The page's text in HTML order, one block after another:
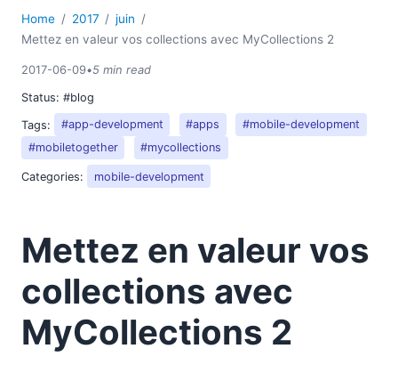
Home 2017
juin
Mettez en valeur vos collections avec MyCollections 2
2017-06-09•5 min read
Status: #blog
Tags:
#app-development #apps
#mobile-development
#mobiletogether
#mycollections
Categories: mobile-development
Mettez en valeur vos
collections avec
MyCollections 2